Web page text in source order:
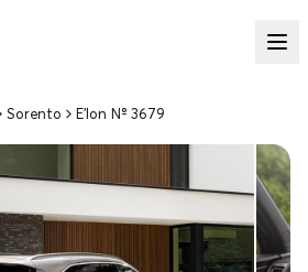
Sorento E'lon № 3679